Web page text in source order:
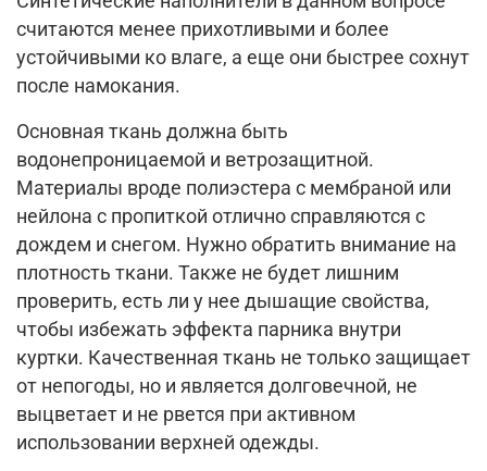
считаются менее прихотливыми и более
устойчивыми ко влаге, а еще они быстрее сохнут
после намокания.
Основная ткань должна быть
водонепроницаемой и ветрозащитной.
Материалы вроде полиэстера с мембраной или
нейлона с пропиткой отлично справляются с
дождем и снегом. Нужно обратить внимание на
плотность ткани. Также не будет лишним
проверить, есть ли у нее дышащие свойства,
чтобы избежать эффекта парника внутри
куртки. Качественная ткань не только защищает
от непогоды, но и является долговечной, не
выцветает и не рвется при активном
использовании верхней одежды.